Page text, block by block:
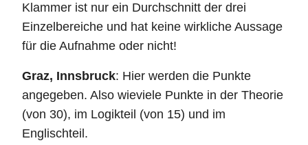
Klammer ist nur ein Durchschnitt der drei
Einzelbereiche und hat keine wirkliche Aussage
für die Aufnahme oder nicht!
Graz, Innsbruck: Hier werden die Punkte
angegeben. Also wieviele Punkte in der Theorie
(von 30), im Logikteil (von 15) und im
Englischteil.